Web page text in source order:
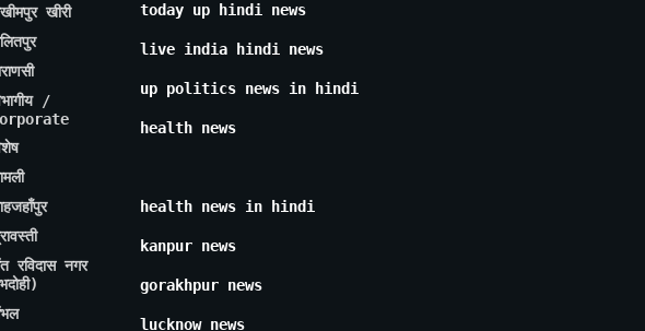
खीरी
/
रविदास नगर
today up hindi news
live india hindi news
up politics news in hindi
health news
health news in hindi
kanpur news
gorakhpur news
lucknow news